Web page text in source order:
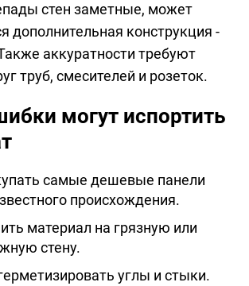
стен заметные, может
дополнительная конструкция -
аккуратности требуют
труб, смесителей и розеток.
могут испортить
самые дешевые панели
происхождения.
материал на грязную или
стену.
углы и стыки.